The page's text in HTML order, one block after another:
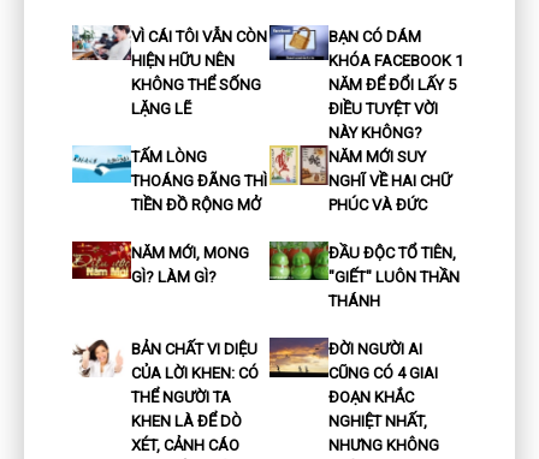
VÌ CÁI TÔI VẪN CÒN
HIỆN HỮU NÊN
KHÔNG THỂ SỐNG
LẶNG LẼ
BẠN CÓ DÁM
KHÓA FACEBOOK 1
NĂM ĐỂ ĐỔI LẤY 5
ĐIỀU TUYỆT VỜI
NÀY KHÔNG?
TẤM LÒNG
THOÁNG ĐÃNG THÌ
TIỀN ĐỒ RỘNG MỞ
NĂM MỚI SUY
NGHĨ VỀ HAI CHỮ
PHÚC VÀ ĐỨC
NĂM MỚI, MONG
GÌ? LÀM GÌ?
ĐẦU ĐỘC TỔ TIÊN,
"GIẾT" LUÔN THẦN
THÁNH
BẢN CHẤT VI DIỆU
CỦA LỜI KHEN: CÓ
THỂ NGƯỜI TA
KHEN LÀ ĐỂ DÒ
XÉT, CẢNH CÁO
ĐỜI NGƯỜI AI
CŨNG CÓ 4 GIAI
ĐOẠN KHẮC
NGHIỆT NHẤT,
NHƯNG KHÔNG